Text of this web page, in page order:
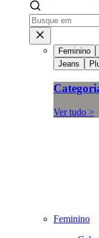
Feminino
Jeans
Ver tudo >
Feminino